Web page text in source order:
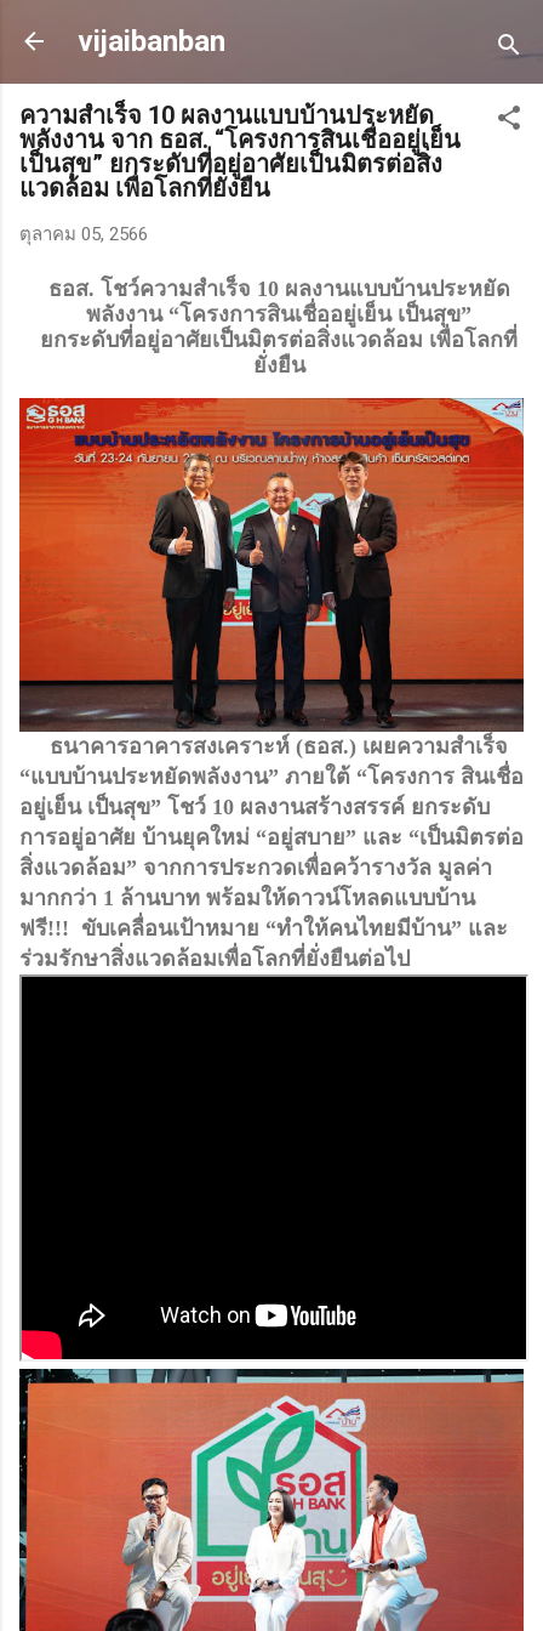
ข้ามไปที่เนื้อหาหลัก
vijaibanban
ความสำเร็จ 10 ผลงานแบบบ้านประหยัด
พลังงาน จาก ธอส. “โครงการสินเชื่ออยู่เย็น
เป็นสุข” ยกระดับที่อยู่อาศัยเป็นมิตรต่อสิ่ง
แวดล้อม เพื่อโลกที่ยั่งยืน
ตุลาคม 05, 2566
ธอส. โชว์ความสำเร็จ 10 ผลงานแบบบ้านประหยัด
พลังงาน “โครงการสินเชื่ออยู่เย็น เป็นสุข”
ยกระดับที่อยู่อาศัยเป็นมิตรต่อสิ่งแวดล้อม เพื่อโลกที่
ยั่งยืน
“แบบบ้านประหยัดพลังงาน” ภายใต้ “โครงการ สินเชื่อ
อยู่เย็น เป็นสุข” โชว์ 10 ผลงานสร้างสรรค์ ยกระดับ
การอยู่อาศัย บ้านยุคใหม่ “อยู่สบาย” และ “เป็นมิตรต่อ
สิ่งแวดล้อม” จากการประกวดเพื่อคว้ารางวัล มูลค่า
มากกว่า 1 ล้านบาท พร้อมให้ดาวน์โหลดแบบบ้าน
ฟรี!!!  ขับเคลื่อนเป้าหมาย “ทำให้คนไทยมีบ้าน” และ
ร่วมรักษาสิ่งแวดล้อมเพื่อโลกที่ยั่งยืนต่อไป